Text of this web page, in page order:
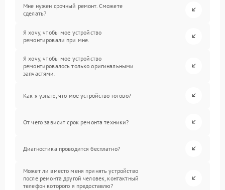
Мне нужен срочный ремонт. Сможете
сделать?
Я хочу, чтобы мое устройство
ремонтировали при мне.
Я хочу, чтобы мое устройство
ремонтировалось только оригинальными
запчастями.
Как я узнаю, что мое устройство готово?
От чего зависит срок ремонта техники?
Диагностика проводится бесплатно?
Может ли вместо меня принять устройство
после ремонта другой человек, контактный
телефон которого я предоставлю?